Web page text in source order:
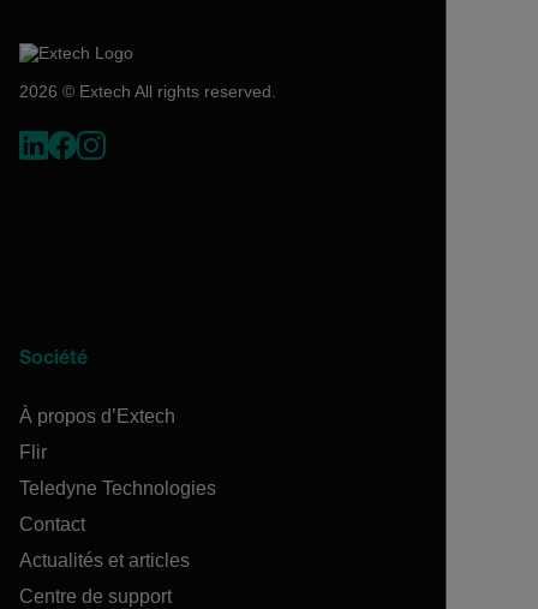
2026 © Extech All rights reserved.
Société
À propos d’Extech
Flir
Teledyne Technologies
Contact
Actualités et articles
Centre de support